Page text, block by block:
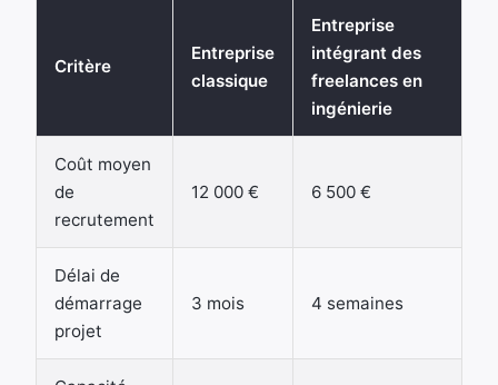
Critère
Entreprise
classique
Entreprise
intégrant des
freelances en
ingénierie
Coût moyen
de
recrutement
12 000 € 6 500 €
Délai de
démarrage
projet
3 mois 4 semaines